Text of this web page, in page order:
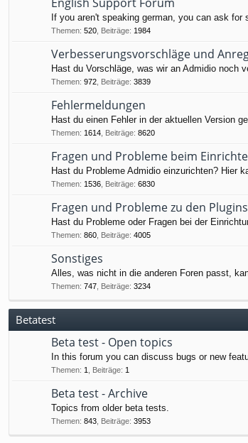
If you aren't speaking german, you can ask for
Themen: 520 Beiträge: 1984
Verbesserungsvorschläge und
Hast du Vorschläge, was wir an Admidio noch
Themen: 972 Beiträge: 3839
Fehlermeldungen
Hast du einen Fehler in der aktuellen Version
Themen: 1614 Beiträge: 8620
Fragen und Probleme beim
Hast du Probleme Admidio einzurichten? Hier
Themen: 1536 Beiträge: 6830
Fragen und Probleme zu den Plugins
Hast du Probleme oder Fragen bei der
Themen: 860 Beiträge: 4005
Sonstiges
Alles, was nicht in die anderen Foren passt,
Themen: 747 Beiträge: 3234
Betatest
Beta test - Open topics
In this forum you can discuss bugs or new
Themen: 1 Beiträge: 1
Beta test - Archive
Topics from older beta tests.
Themen: 843 Beiträge: 3953